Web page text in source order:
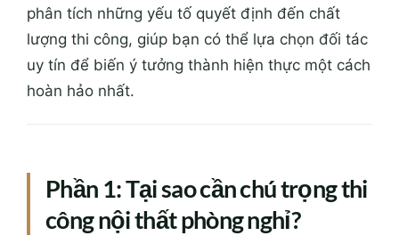
phân tích những yếu tố quyết định đến chất
lượng thi công, giúp bạn có thể lựa chọn đối tác
uy tín để biến ý tưởng thành hiện thực một cách
hoàn hảo nhất.
Phần 1: Tại sao cần chú trọng thi
công nội thất phòng nghỉ?